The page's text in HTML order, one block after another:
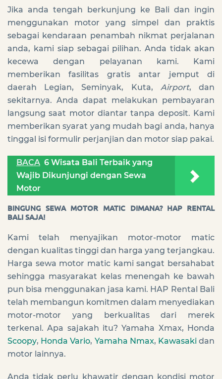
Jika anda tengah berkunjung ke Bali dan ingin
menggunakan motor yang simpel dan praktis
sebagai kendaraan penambah nikmat perjalanan
anda, kami siap sebagai pilihan. Anda tidak akan
kecewa dengan pelayanan kami. Kami
memberikan fasilitas gratis antar jemput di
daerah Legian, Seminyak, Kuta, Airport, dan
sekitarnya. Anda dapat melakukan pembayaran
langsung saat motor diantar tanpa deposit. Kami
memberikan syarat yang mudah bagi anda, hanya
tinggal isi formulir perjanjian dan motor siap pakai.
BACA 6 Wisata Bali Terbaik yang
Wajib Dikunjungi dengan Sewa
Motor
BINGUNG SEWA MOTOR MATIC DIMANA? HAP RENTAL
BALI SAJA!
Kami telah menyajikan motor-motor matic
dengan kualitas tinggi dan harga yang terjangkau.
Harga sewa motor matic kami sangat bersahabat
sehingga masyarakat kelas menengah ke bawah
pun bisa menggunakan jasa kami. HAP Rental Bali
telah membangun komitmen dalam menyediakan
motor-motor yang berkualitas dari merek
terkenal. Apa sajakah itu? Yamaha Xmax, Honda
Scoopy, Honda Vario, Yamaha Nmax, Kawasakidan
motor lainnya.
Anda tidak perlu khawatir dengan kondisi motor